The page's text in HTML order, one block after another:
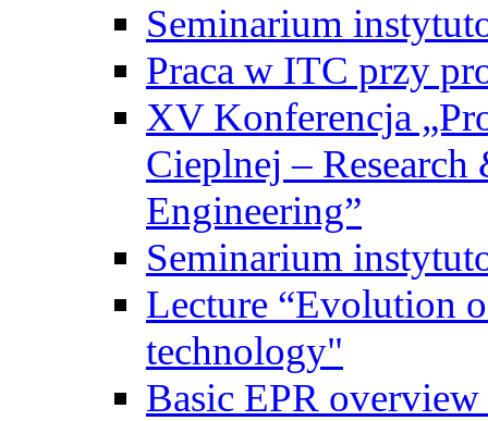
Seminarium
Praca w ITC przy
XV Konferencja
Cieplnej –
Engineering”
Seminarium
Lecture “Evolution
technology"
Basic EPR overview